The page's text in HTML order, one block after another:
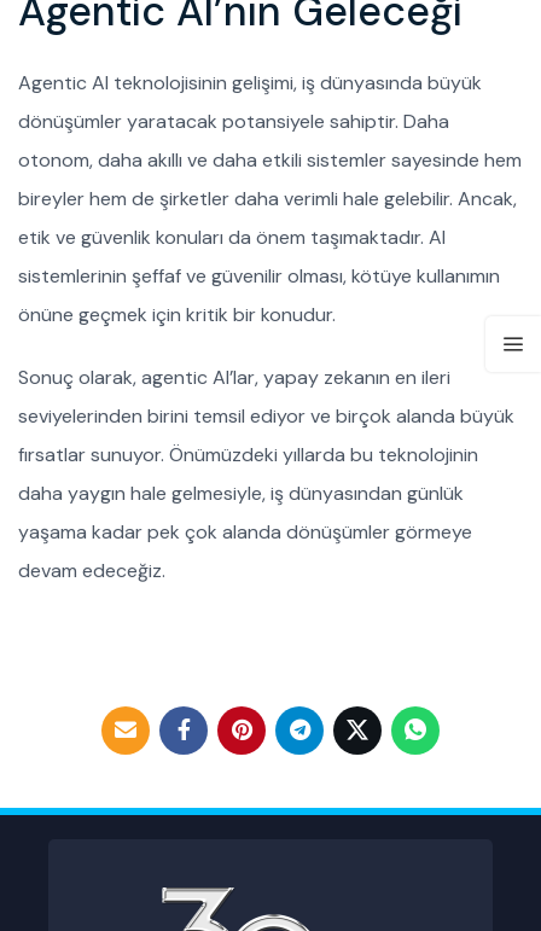
Agentic AI’nın Geleceği
Agentic AI teknolojisinin gelişimi, iş dünyasında büyük
dönüşümler yaratacak potansiyele sahiptir. Daha
otonom, daha akıllı ve daha etkili sistemler sayesinde hem
bireyler hem de şirketler daha verimli hale gelebilir. Ancak,
etik ve güvenlik konuları da önem taşımaktadır. AI
sistemlerinin şeffaf ve güvenilir olması, kötüye kullanımın
önüne geçmek için kritik bir konudur.
Sonuç olarak, agentic AI’lar, yapay zekanın en ileri
seviyelerinden birini temsil ediyor ve birçok alanda büyük
fırsatlar sunuyor. Önümüzdeki yıllarda bu teknolojinin
daha yaygın hale gelmesiyle, iş dünyasından günlük
yaşama kadar pek çok alanda dönüşümler görmeye
devam edeceğiz.